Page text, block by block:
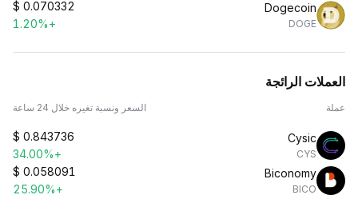
Dogecoin
DOGE
$ 0.070332
+1.20%
العملات الرائجة
عملة السعر ونسبة تغيره خلال 24 ساعة
Cysic
CYS
$ 0.843736
+34.00%
Biconomy
BICO
$ 0.058091
+25.90%